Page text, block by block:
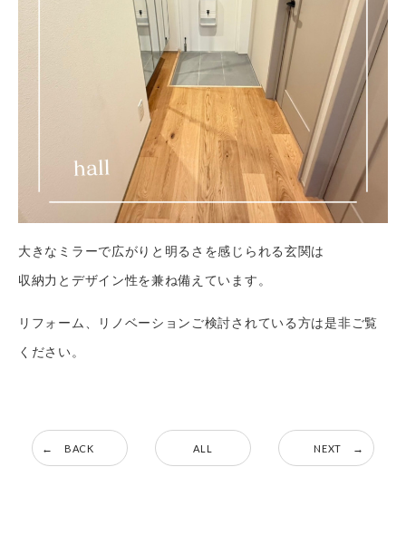
大きなミラーで広がりと明るさを感じられる玄関は
収納力とデザイン性を兼ね備えています。
リフォーム、リノベーションご検討されている方は是非ご覧
ください。
BACK ALL NEXT